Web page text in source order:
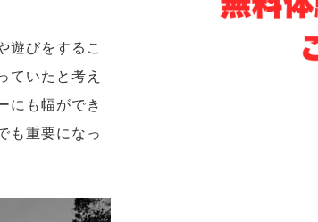
遊びをするこ
ていたと考え
にも幅ができ
も重要になっ